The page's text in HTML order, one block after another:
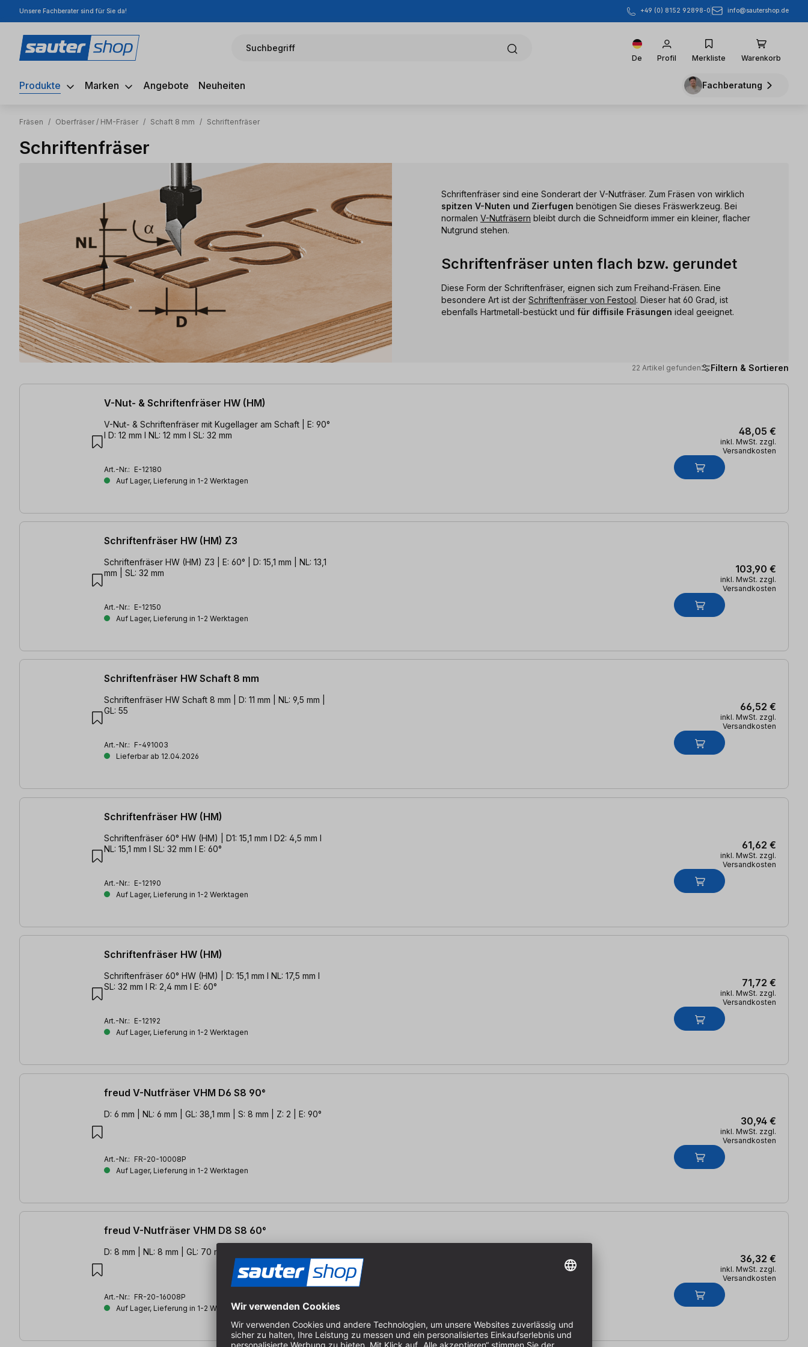
Hauptinhalt springen
Zur Suche springen
Zur Hauptnavigation springen
Unsere Fachberater sind für Sie da! +49 (0) 8152 92898-0 info@sautershop.de
Suchbegriff
De Profil Merkliste Warenkorb
Produkte Marken Angebote Neuheiten Fachberatung
Fräsen / Oberfräser / HM-Fräser / Schaft 8 mm / Schriftenfräser
Schriftenfräser
Schriftenfräser sind eine Sonderart der V-Nutfräser. Zum Fräsen von wirklich
spitzen V-Nuten und Zierfugen benötigen Sie dieses Fräswerkzeug. Bei
normalen V-Nutfräsern bleibt durch die Schneidform immer ein kleiner, flacher
Nutgrund stehen.
Schriftenfräser unten flach bzw. gerundet
Diese Form der Schriftenfräser, eignen sich zum Freihand-Fräsen. Eine
besondere Art ist der Schriftenfräser von Festool. Dieser hat 60 Grad, ist
ebenfalls Hartmetall-bestückt und für diffisile Fräsungen ideal geeignet.
22 Artikel gefunden Filtern & Sortieren
22 Artikel gefunden
V-Nut- & Schriftenfräser HW (HM)
V-Nut- & Schriftenfräser mit Kugellager am Schaft | E: 90°
l D: 12 mm l NL: 12 mm l SL: 32 mm
Art.-Nr.: E-12180
Auf Lager, Lieferung in 1-2 Werktagen
48,05 €
inkl. MwSt. zzgl.
Versandkosten
Schriftenfräser HW (HM) Z3
Schriftenfräser HW (HM) Z3 | E: 60° | D: 15,1 mm | NL: 13,1
mm | SL: 32 mm
Art.-Nr.: E-12150
Auf Lager, Lieferung in 1-2 Werktagen
103,90 €
inkl. MwSt. zzgl.
Versandkosten
Schriftenfräser HW Schaft 8 mm
Schriftenfräser HW Schaft 8 mm | D: 11 mm | NL: 9,5 mm |
GL: 55
Art.-Nr.: F-491003
Lieferbar ab 12.04.2026
66,52 €
inkl. MwSt. zzgl.
Versandkosten
Schriftenfräser HW (HM)
Schriftenfräser 60° HW (HM) | D1: 15,1 mm l D2: 4,5 mm l
NL: 15,1 mm l SL: 32 mm l E: 60°
Art.-Nr.: E-12190
Auf Lager, Lieferung in 1-2 Werktagen
61,62 €
inkl. MwSt. zzgl.
Versandkosten
Schriftenfräser HW (HM)
Schriftenfräser 60° HW (HM) | D: 15,1 mm l NL: 17,5 mm l
SL: 32 mm l R: 2,4 mm l E: 60°
Art.-Nr.: E-12192
Auf Lager, Lieferung in 1-2 Werktagen
71,72 €
inkl. MwSt. zzgl.
Versandkosten
freud V-Nutfräser VHM D6 S8 90°
D: 6 mm | NL: 6 mm | GL: 38,1 mm | S: 8 mm | Z: 2 | E: 90°
Art.-Nr.: FR-20-10008P
Auf Lager, Lieferung in 1-2 Werktagen
30,94 €
inkl. MwSt. zzgl.
Versandkosten
freud V-Nutfräser VHM D8 S8 60°
D: 8 mm | NL: 8 mm | GL: 70 mm | S: 8 mm | Z: 1 | E: 60°
Art.-Nr.: FR-20-16008P
Auf Lager, Lieferung in 1-2 Werktagen
36,32 €
inkl. MwSt. zzgl.
Versandkosten